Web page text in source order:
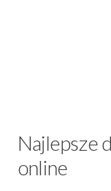
Najlepsze
online